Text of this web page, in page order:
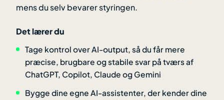
mens du selv bevarer styringen.
Det lærer du
Tage kontrol over AI-output, så du får mere
præcise, brugbare og stabile svar på tværs af
ChatGPT, Copilot, Claude og Gemini
Bygge dine egne AI-assistenter, der kender dine